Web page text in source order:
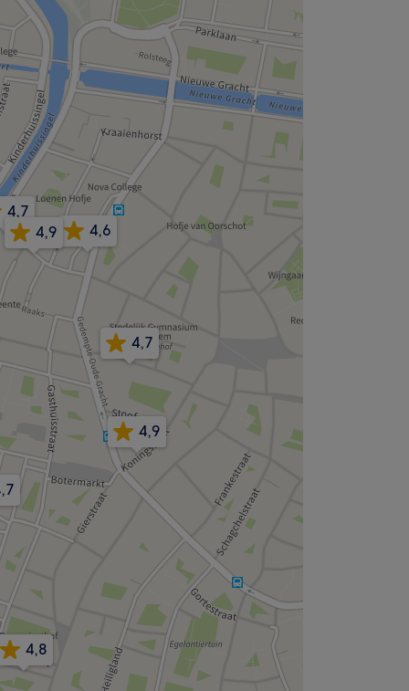
4,7
4,6
4,8
4,7
4,9
4,9